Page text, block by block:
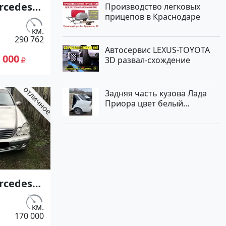
км.
290 762
000
см3
км.
170 000
Производство легковых
прицепов в Краснодаре
Автосервис LEXUS-TOYOTA
3D развал-схождение
Задняя часть кузова Лада
Приора цвет белый